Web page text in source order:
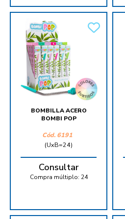
BOMBILLA ACERO
BOMBI POP
Cód. 6191
(UxB=24)
Consultar
Compra múltiplo: 24